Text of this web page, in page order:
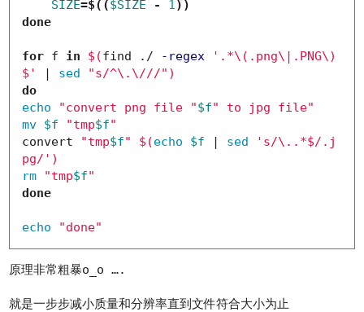
SIZE=$(($SIZE - 1))
done
for f in $(find ./ -regex
'.*\(.png\|.PNG\)
$'
| sed "s/^\.\///" )
echo
"convert png file "$f" to jpg file"
mv $f "tmp$f"
convert "tmp$f" $(echo $f | sed
's/\..*$/.j
pg/' )
rm
"tmp$f"
done
echo "done"
原理非常粗暴o_o ….
就是一步步减小质量和分辨率直到文件符合大小为止